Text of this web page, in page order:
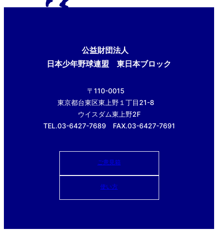
公益財団法人
日本少年野球連盟 東日本ブロック
〒110-0015
東京都台東区東上野１丁目21-8
ウイスダム東上野2F
TEL.03-6427-7689 FAX.03-6427-7691
ご意見箱
使い方